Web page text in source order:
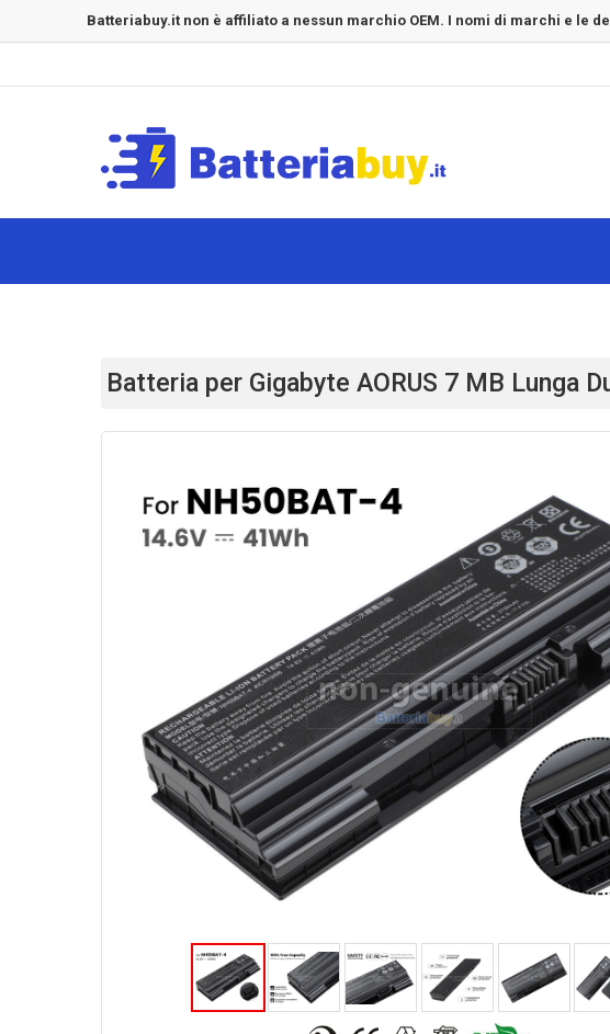
Batteriabuy.it non è affiliato a nessun marchio OEM. I nomi di marchi e
Batteria per Gigabyte AORUS 7 MB Lunga